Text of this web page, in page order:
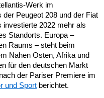
Werk im
Peugeot 208 und der Fiat
investierte 2022 mehr als
Standorts. Europa –
Raums – steht beim
Nahen Osten, Afrika und
für den deutschen Markt
der Pariser Premiere im
und Sport berichtet.